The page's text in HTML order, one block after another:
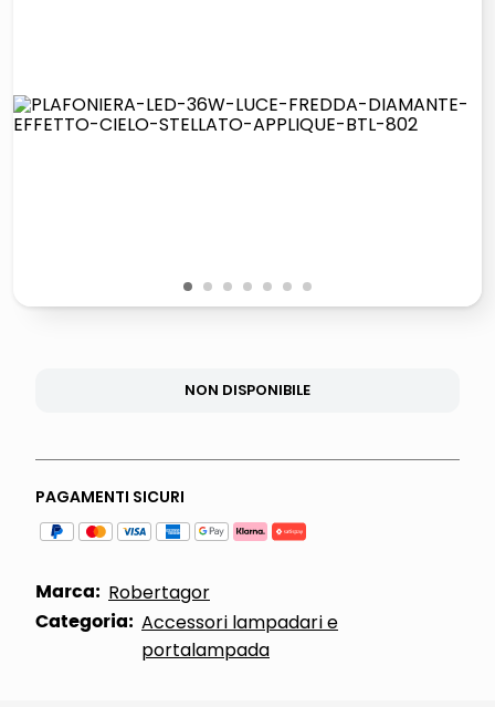
pattumiera raccolta differenziata
elenco telefonico
1 2 3 4 5 6 7
NON DISPONIBILE
PAGAMENTI SICURI
Marca: Robertagor
Categoria: Accessori lampadari e
portalampada